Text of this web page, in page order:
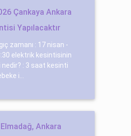
Çankaya Ankara
Yapılacaktır
zamanı : 17 nisan -
elektrik kesintisinin
: 3 saat kesinti
i...
Ankara